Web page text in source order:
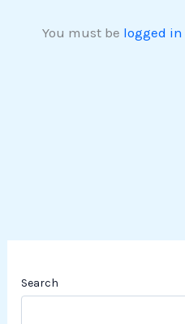
You must be logged in
Search